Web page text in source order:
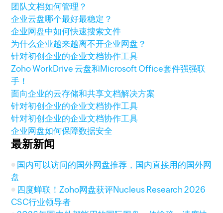
团队文档如何管理？
企业云盘哪个最好最稳定？
企业网盘中如何快速搜索文件
为什么企业越来越离不开企业网盘？
针对初创企业的企业文档协作工具
Zoho WorkDrive 云盘和Microsoft Office套件强强联
手！
面向企业的云存储和共享文档解决方案
针对初创企业的企业文档协作工具
针对初创企业的企业文档协作工具
企业网盘如何保障数据安全
最新新闻
国内可以访问的国外网盘推荐，国内直接用的国外网
盘
四度蝉联！Zoho网盘获评Nucleus Research 2026
CSC行业领导者